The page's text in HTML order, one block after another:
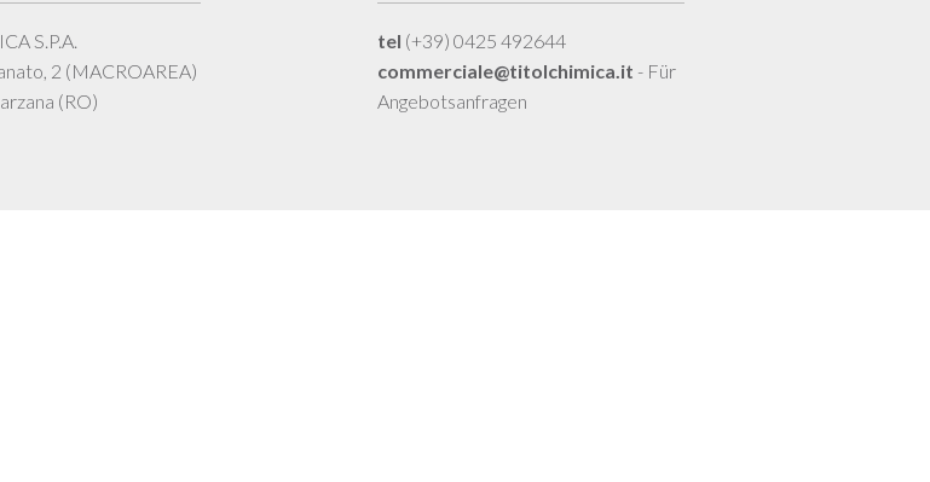
S.P.A.
2 (MACROAREA)
(RO)
tel (+39) 0425 492644
commerciale@titolchimica.it - Für
Angebotsanfragen